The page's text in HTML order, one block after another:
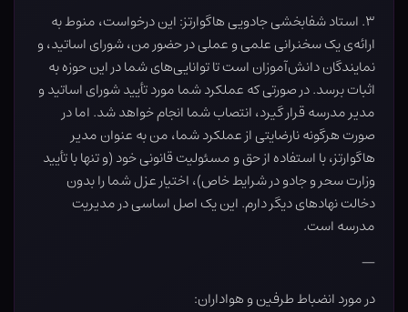
۳. استاد شفابخشی جادویی هاگوارتز: این درخواست، منوط به
ارائه‌ی یک سخنرانی علمی و عملی در حضور من، شورای اساتید، و
نمایندگان دانش‌آموزان است تا توانایی‌های شما در این حوزه به
اثبات برسد. در صورتی که عملکرد شما مورد تأیید شورای اساتید و
مدیر مدرسه قرار گیرد، انتصاب شما انجام خواهد شد. اما در
صورت هرگونه نارضایتی از عملکرد شما، من به عنوان مدیر
هاگوارتز، با استفاده از حق و مسئولیت قانونی خود (و تنها با تأیید
وزارت سحر و جادو در شرایط خاص)، اختیار عزل شما را بدون
دخالت نهادهای دیگر دارم. این یک اصل اساسی در مدیریت
مدرسه است.
—
در مورد انضباط طرفین و هواداران: